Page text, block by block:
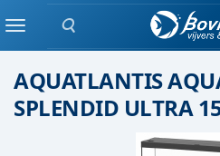
Zoeken
MenuAquatlantis
AQUATLANTIS
SPLENDID ULTRA